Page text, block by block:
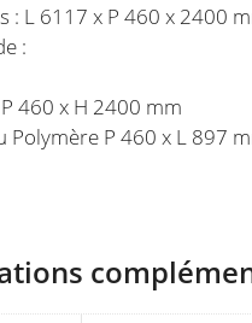
: L 6117 x P 460 x 2400
:
460 x H 2400 mm
Polymère P 460 x L 897